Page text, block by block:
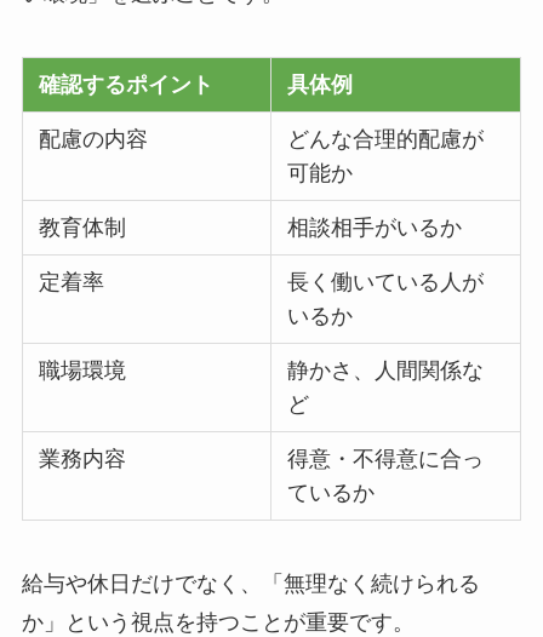
確認するポイント 具体例
配慮の内容
どんな合理的配慮が
可能か
教育体制 相談相手がいるか
定着率
長く働いている人が
いるか
職場環境
静かさ、人間関係な
ど
業務内容
得意・不得意に合っ
ているか
給与や休日だけでなく、「無理なく続けられる
か」という視点を持つことが重要です。